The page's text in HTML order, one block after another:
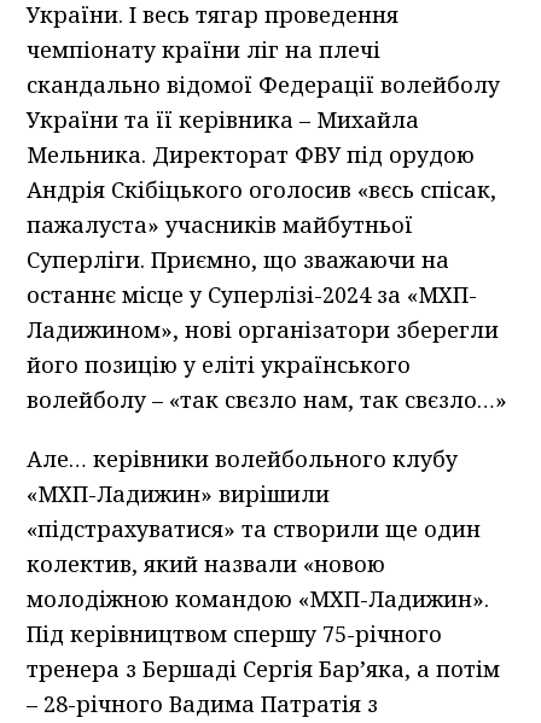
України. І весь тягар проведення
чемпіонату країни ліг на плечі
скандально відомої Федерації волейболу
України та її керівника – Михайла
Мельника. Директорат ФВУ під орудою
Андрія Скібіцького оголосив «вєсь спісак,
пажалуста» учасників майбутньої
Суперліги. Приємно, що зважаючи на
останнє місце у Суперлізі-2024 за «МХП-
Ладижином», нові організатори зберегли
його позицію у еліті українського
волейболу – «так свєзло нам, так свєзло…»
Але… керівники волейбольного клубу
«МХП-Ладижин» вирішили
«підстрахуватися» та створили ще один
колектив, який назвали «новою
молодіжною командою «МХП-Ладижин».
Під керівництвом спершу 75-річного
тренера з Бершаді Сергія Бар’яка, а потім
– 28-річного Вадима Патратія з